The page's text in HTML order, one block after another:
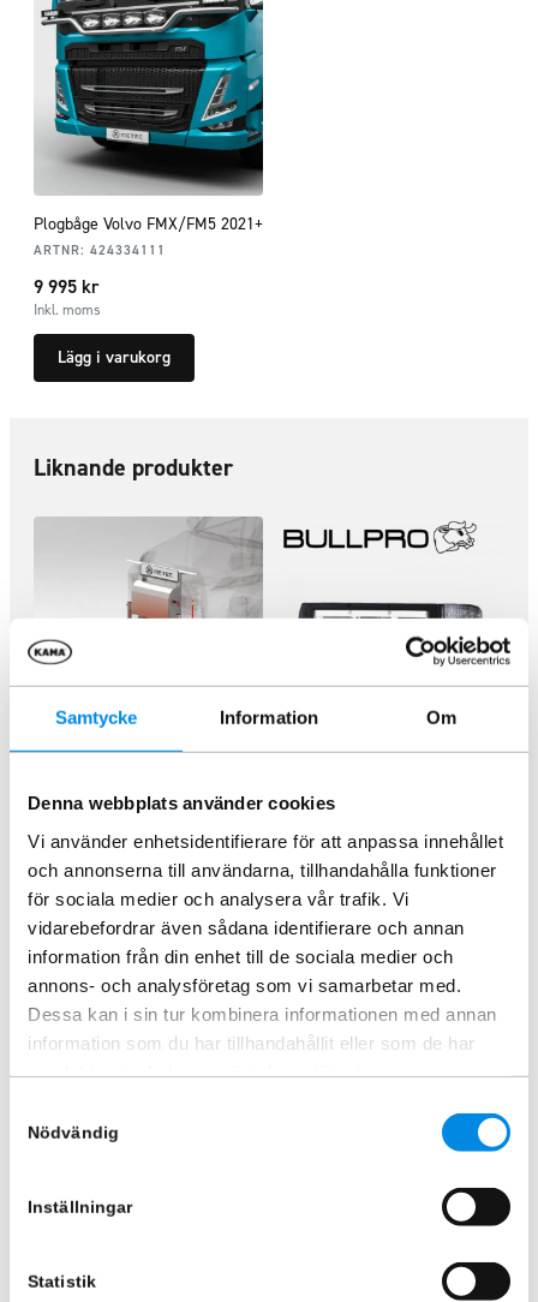
Samtycke Information Om
Denna webbplats använder cookies
Vi använder enhetsidentifierare för att anpassa innehållet
och annonserna till användarna, tillhandahålla funktioner
för sociala medier och analysera vår trafik. Vi
vidarebefordrar även sådana identifierare och annan
information från din enhet till de sociala medier och
annons- och analysföretag som vi samarbetar med.
Dessa kan i sin tur kombinera informationen med annan
information som du har tillhandahållit eller som de har
Nödvändig
Inställningar
Statistik
Plogbåge Volvo FMX/FM5 2021+
ARTNR: 424334111
9 995 kr
Inkl. moms
Lägg i varukorg
Liknande produkter
2021+
115 870
Inkl. moms
Lägg i varukorg
vänster
3 291,25 kr
Inkl. moms
Lägg i varukorg
höger
Snöplog diagonalblad Isuzu D-